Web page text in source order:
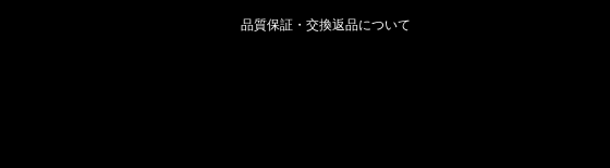
品質保証・交換返品について